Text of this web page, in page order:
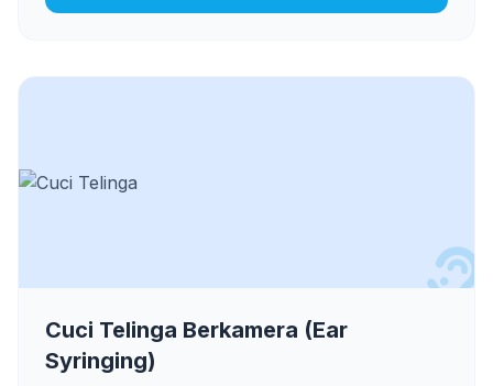
Cuci Telinga Berkamera (Ear
Syringing)